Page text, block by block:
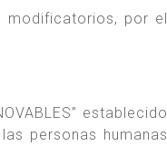
modificatorios, por el
establecido
personas humanas